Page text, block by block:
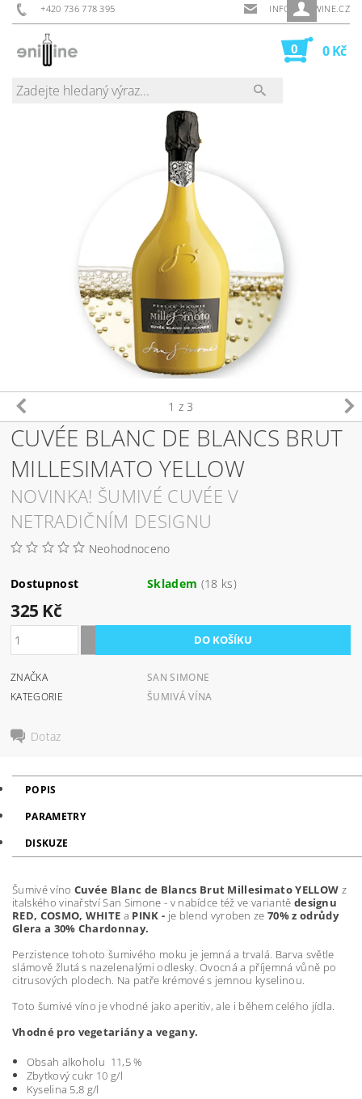
+420 736 778 395 INFO@ENIWINE.CZ
0 0 Kč
1 z 3
CUVÉE BLANC DE BLANCS BRUT
MILLESIMATO YELLOW
NOVINKA! ŠUMIVÉ CUVÉE V
NETRADIČNÍM DESIGNU
Neohodnoceno
Dostupnost Skladem (18 ks)
325 Kč
ZNAČKA
SAN SIMONE
KATEGORIE
ŠUMIVÁ VÍNA
Dotaz
POPIS
PARAMETRY
DISKUZE
Šumivé víno Cuvée Blanc de Blancs Brut Millesimato YELLOW z
italského vinařství San Simone - v nabídce též ve variantě designu
RED, COSMO, WHITE a PINK - je blend vyroben ze 70% z odrůdy
Glera a 30% Chardonnay.
Perzistence tohoto šumivého moku je jemná a trvalá. Barva světle
slámově žlutá s nazelenalými odlesky. Ovocná a příjemná vůně po
citrusových plodech. Na patře krémové s jemnou kyselinou.
Toto šumivé víno je vhodné jako aperitiv, ale i během celého jídla.
Vhodné pro vegetariány a vegany.
Obsah alkoholu 11,5 %
Zbytkový cukr 10 g/l
Kyselina 5,8 g/l